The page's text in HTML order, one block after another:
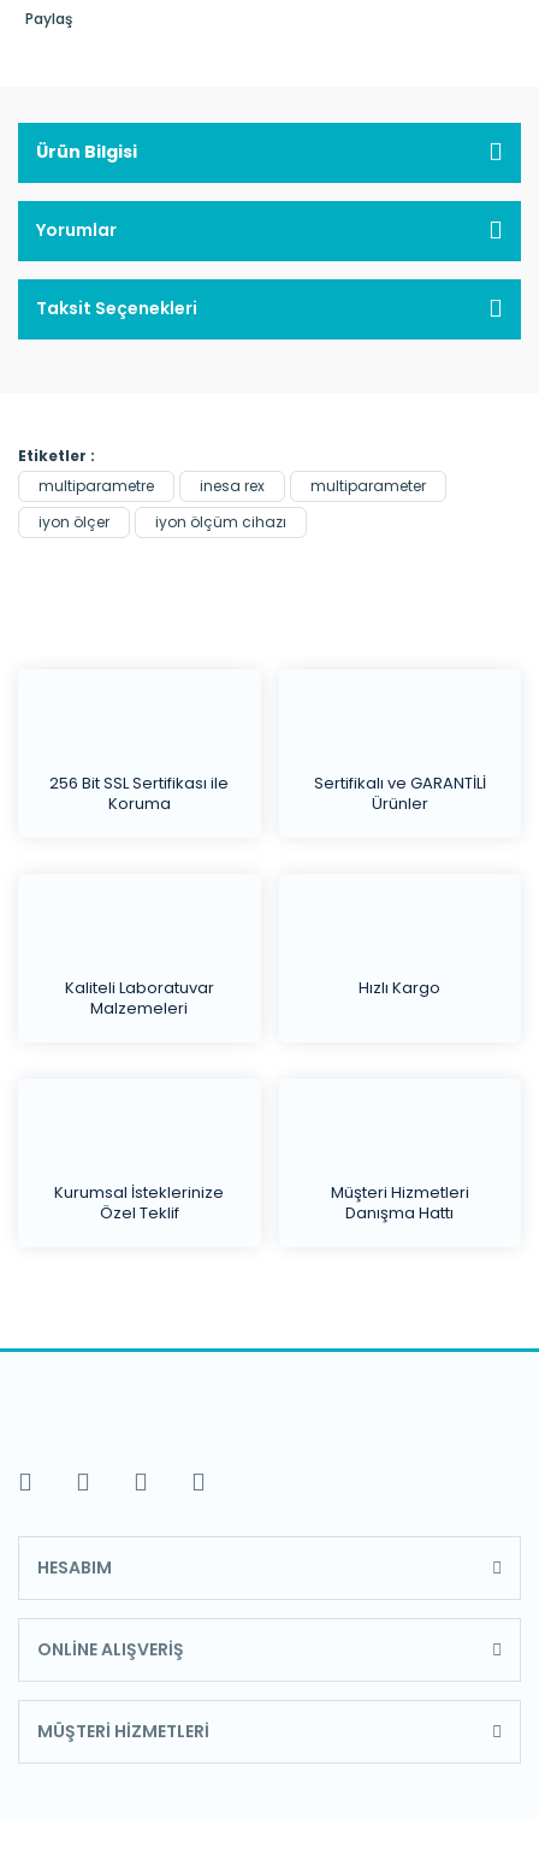
Paylaş
Ürün Bilgisi
Yorumlar
Taksit Seçenekleri
Etiketler :
multiparametre
inesa rex
multiparameter
iyon ölçer
iyon ölçüm cihazı
256 Bit SSL Sertifikası ile
Koruma
Sertifikalı ve GARANTİLİ
Ürünler
Kaliteli Laboratuvar
Malzemeleri
Hızlı Kargo
Kurumsal İsteklerinize
Özel Teklif
Müşteri Hizmetleri
Danışma Hattı
HESABIM
ONLİNE ALIŞVERİŞ
MÜŞTERİ HİZMETLERİ